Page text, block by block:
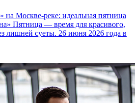
на Москве-реке: идеальная пятница
Пятница — время для красивого,
лишней суеты. 26 июня 2026 года в